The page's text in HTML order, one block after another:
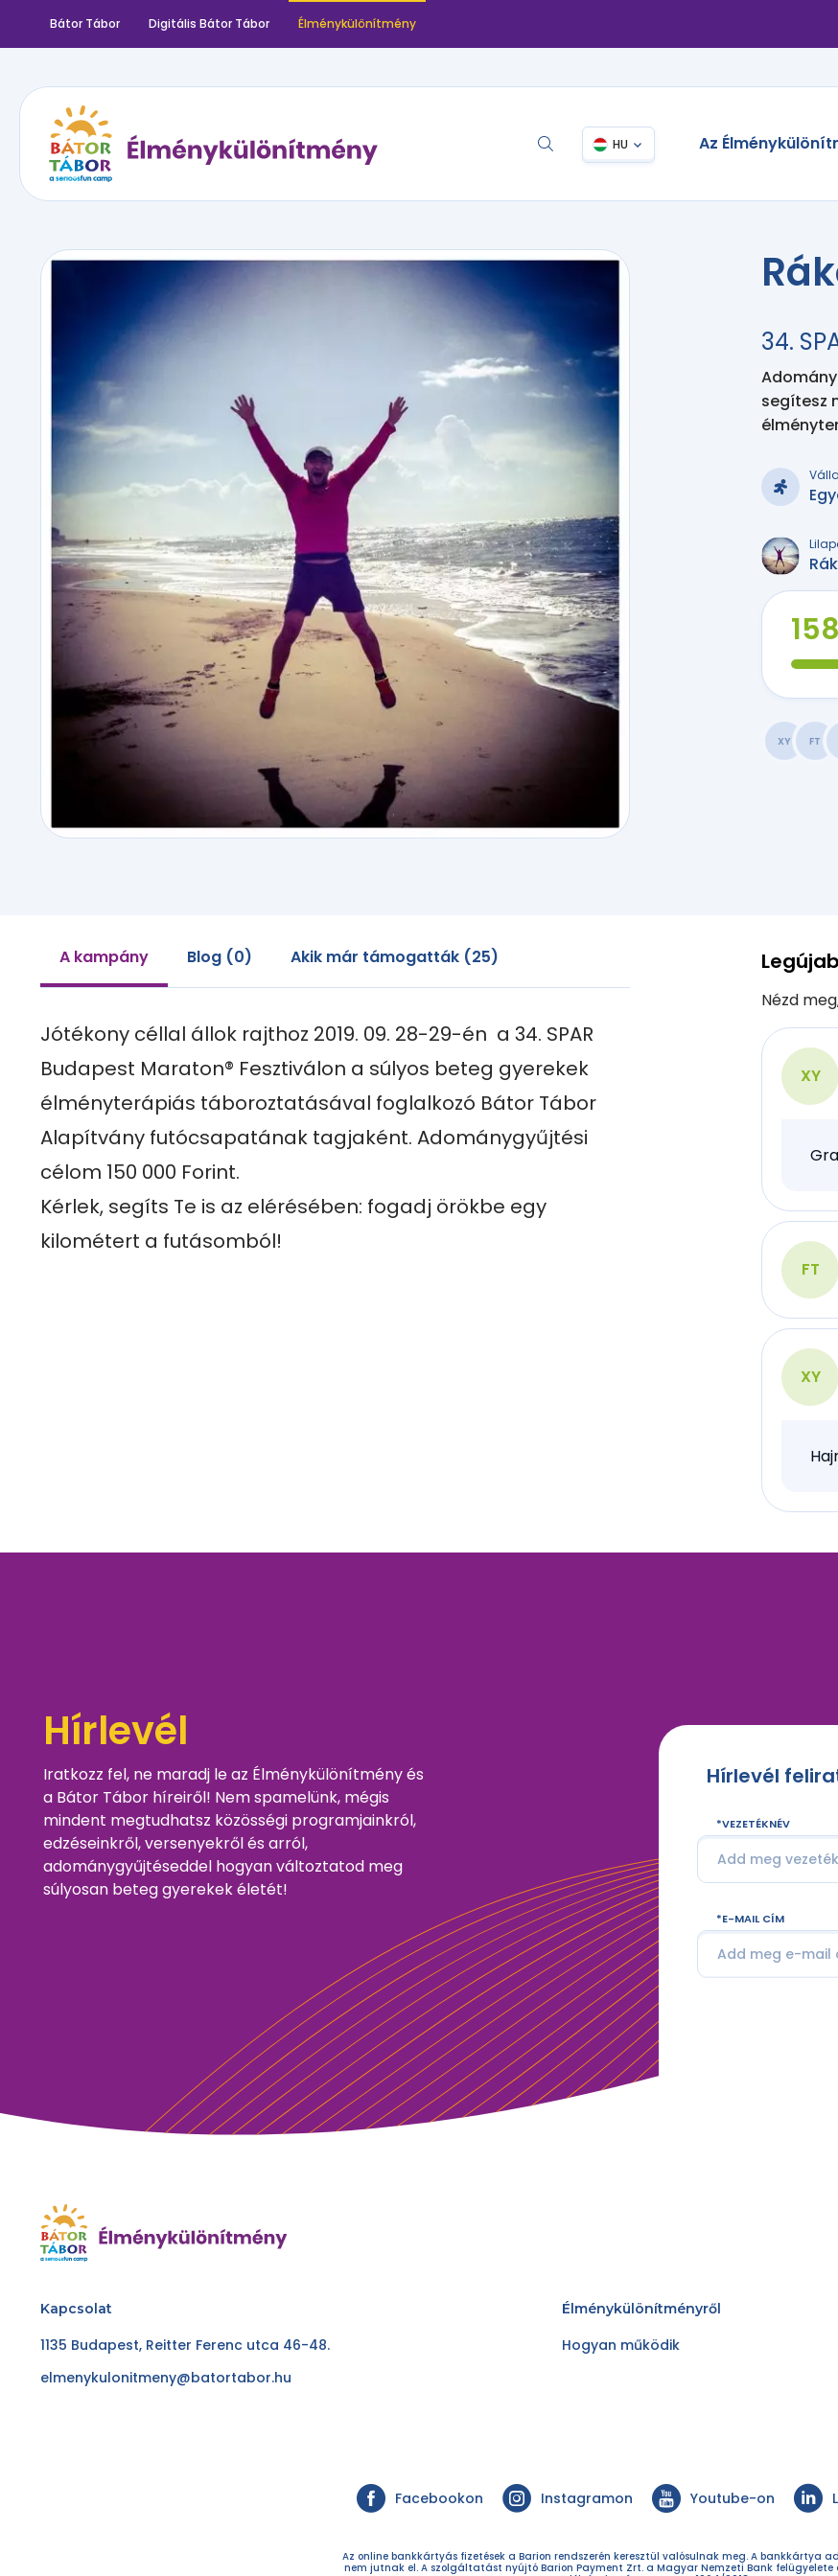
Bátor Tábor Digitális Bátor Tábor Élménykülönítmény
HU Az
34.
segítesz
XY FT
A kampány Blog (0) Akik már támogatták (25)
Jótékony céllal állok rajthoz 2019. 09. 28-29-én  a 34. SPAR
Budapest Maraton® Fesztiválon a súlyos beteg gyerekek
élményterápiás táboroztatásával foglalkozó Bátor Tábor
Alapítvány futócsapatának tagjaként. Adománygyűjtési
célom 150 000 Forint.
Kérlek, segíts Te is az elérésében: fogadj örökbe egy
kilométert a futásomból!
Nézd
XY
FT
XY
Hírlevél
Iratkozz fel, ne maradj le az Élménykülönítmény és
a Bátor Tábor híreiről! Nem spamelünk, mégis
mindent megtudhatsz közösségi programjainkról,
edzéseinkről, versenyekről és arról,
adománygyűjtéseddel hogyan változtatod meg
súlyosan beteg gyerekek életét!
Hírlevél
VEZETÉKNÉV
E-MAIL CÍM
Kapcsolat
1135 Budapest, Reitter Ferenc utca 46-48.
elmenykulonitmeny@batortabor.hu
Élménykülönítményről
Hogyan működik
Facebookon Instagramon Youtube-on
Az online bankkártyás fizetések a Barion rendszerén keresztül valósulnak meg. A bankkártya
nem jutnak el. A szolgáltatást nyújtó Barion Payment Zrt. a Magyar Nemzeti Bank